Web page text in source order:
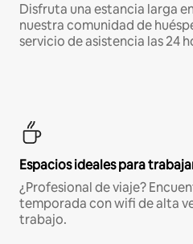
Disfruta una estancia larga
nuestra comunidad de
servicio de asistencia las 24
Espacios ideales para
¿Profesional de viaje?
temporada con wifi de alta
trabajo.